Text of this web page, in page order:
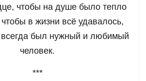
чтобы на душе было тепло
в жизни всё удавалось,
был нужный и любимый
человек.
***